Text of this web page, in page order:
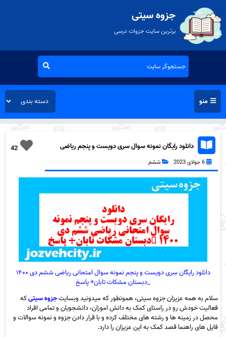
جزوه سیتی
برترین سایت جزوات درسی
منو
42
دانلود رایگان نمونه سوال سری دویست و پنجم ریاضی
ششم دبستان به همراه pdf
6 جولای 2023 ششم
دانلود رایگان سری دویست و پنجم نمونه سوال امتحانی ریاضی ششم دی ۱۴۰۰
_دبستان مشکات تابان+ پاسخ
سلام به همه عزیزان جزوه سیتی، همونطور که میدونید وبسایتجزوه سیتیکه
فعالیت خودش رو در راستای کمک به دانش اموزان، دانشجویان و تمامی افراد
محصل در زمینه ها و رشته های مختلف کرده و با قرار دادن جزوه و نمونه سوالات و
فایل های راهنما قصد کمک به این عزیزان را دارد.